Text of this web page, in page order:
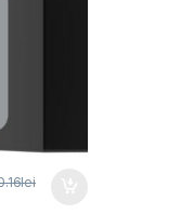
lei